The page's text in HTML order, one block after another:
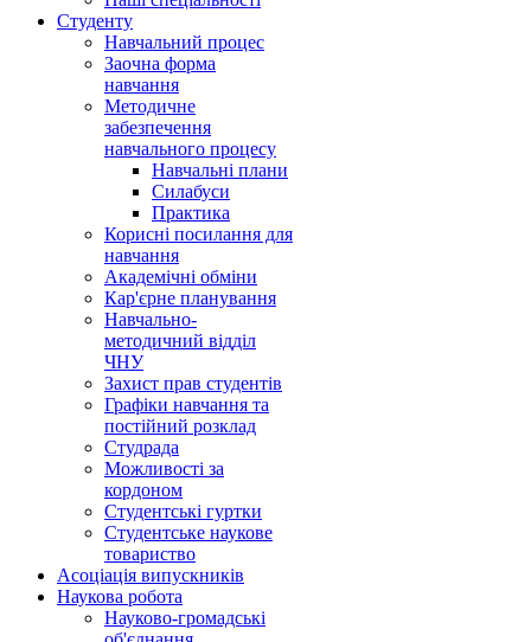
Студенту
Навчальний процес
Заочна форма
навчання
Методичне
забезпечення
навчального процесу
Навчальні плани
Силабуси
Практика
Корисні посилання для
навчання
Академічні обміни
Кар'єрне планування
Навчально-
методичний відділ
ЧНУ
Захист прав студентів
Графіки навчання та
постійний розклад
Студрада
Можливості за
кордоном
Студентські гуртки
Студентське наукове
товариство
Асоціація випускників
Наукова робота
Науково-громадські